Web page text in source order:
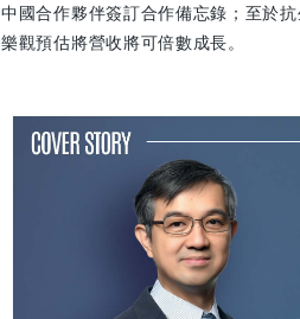
中國合作夥伴簽訂合作備忘錄；至於
樂觀預估將營收將可倍數成長。